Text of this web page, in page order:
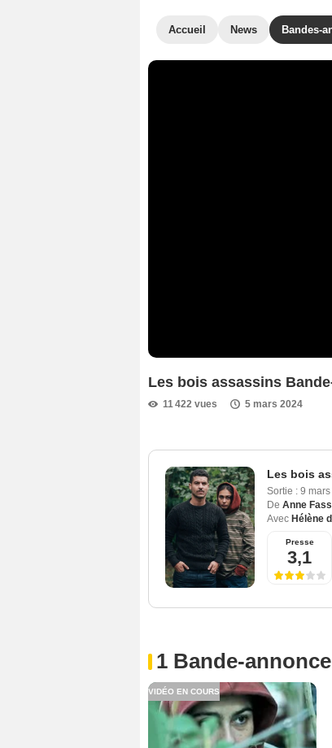
Accueil News Bandes-
Les bois assassins
11 422 vues 5 mars 2024
Les bois
Sortie : 9
De Anne
Avec Hélène
Presse
3,1
1 Bande-
VIDÉO EN COURS